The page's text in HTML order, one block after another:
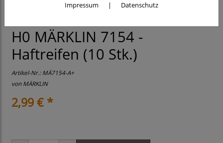
H0 MÄRKLIN 7154 -
Haftreifen (10 Stk.)
Artikel-Nr.:MÄ7154-A+
vonMÄRKLIN
2,99 € *
Impressum | Datenschutz